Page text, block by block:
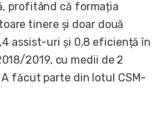
profitând că formația
tinere și doar două
assist-uri și 0,8 eficiență în
2019, cu medii de 2
A făcut parte din lotul CSM-